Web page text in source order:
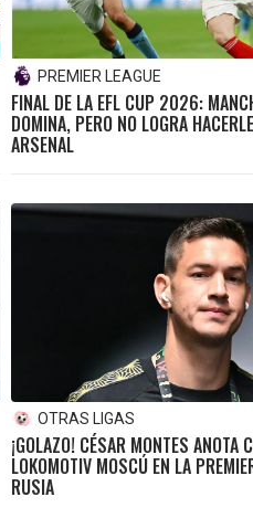
PREMIER LEAGUE
FINAL DE LA EFL CUP 2026:
DOMINA, PERO NO LOGRA
ARSENAL
OTRAS LIGAS
¡GOLAZO! CÉSAR MONTES ANOTA
LOKOMOTIV MOSCÚ EN LA
RUSIA